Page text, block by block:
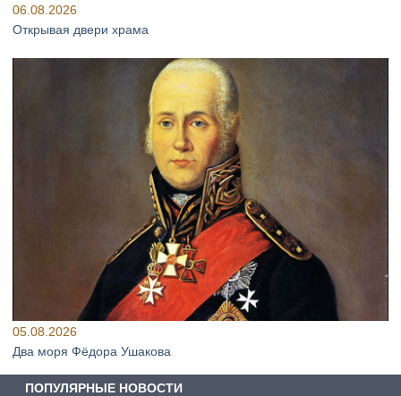
06.08.2026
Открывая двери храма
05.08.2026
Два моря Фёдора Ушакова
ПОПУЛЯРНЫЕ НОВОСТИ